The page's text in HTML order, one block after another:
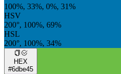
100%, 33%, 0%, 31%
HSV
200°, 100%, 69%
HSL
200°, 100%, 34%
HEX
#6dbe45